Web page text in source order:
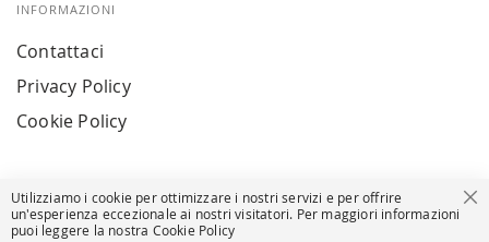
INFORMAZIONI
Contattaci
Privacy Policy
Cookie Policy
© Powered by MAV Arreda s.r.l. | P.IVA IT05919160969
Utilizziamo i cookie per ottimizzare i nostri servizi e per offrire
un'esperienza eccezionale ai nostri visitatori. Per maggiori informazioni
puoi leggere la nostra Cookie Policy